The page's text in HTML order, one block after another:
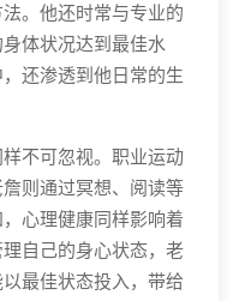
。他还时常与专业的
体状况达到最佳水
还渗透到他日常的生
不可忽视。职业运动
则通过冥想、阅读等
心理健康同样影响着
自己的身心状态，老
最佳状态投入，带给